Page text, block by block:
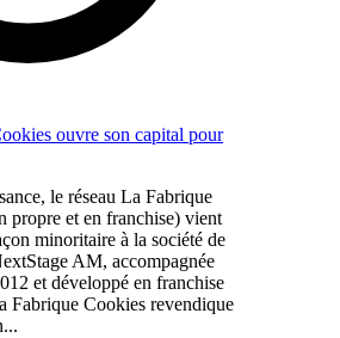
ouvre son capital pour
le réseau La Fabrique
propre et en franchise) vient
minoritaire à la société de
AM, accompagnée
et développé en franchise
Fabrique Cookies revendique